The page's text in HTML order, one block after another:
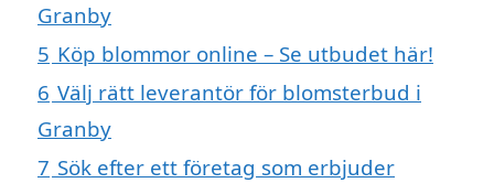
Granby
5 Köp blommor online – Se utbudet här!
6 Välj rätt leverantör för blomsterbud i
Granby
7 Sök efter ett företag som erbjuder